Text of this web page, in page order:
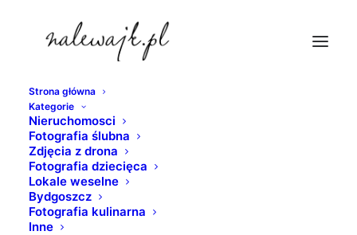
Strona główna
Kategorie
Nieruchomosci
Fotografia ślubna
Zdjęcia z drona
Fotografia dziecięca
Lokale weselne
Bydgoszcz
Fotografia kulinarna
Inne
ulica-gdanska-bydgoszcz
Strona Główna
Bydgoszcz | Wenecja północy | Fotografie Bydgoszczy w
odcieniach czerni i bieli